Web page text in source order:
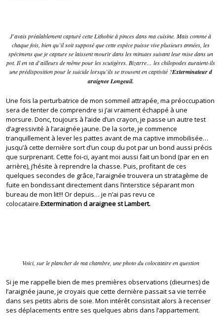
J’avais préalablement capturé cette Lithobie à pinces dans ma cuisine. Mais comme à
chaque fois, bien qu’il soit supposé que cette espèce puisse vive plusieurs années, les
spécimens que je capture se laissent mourir dans les minutes suivant leur mise dans un
pot. Il en va d’ailleurs de même pour les scutigères. Bizarre… les chilopodes auraient-ils
une prédisposition pour le suicide lorsqu’ils se trouvent en captivité ?Exterminateur d
araignee Longeuil.
Une fois la perturbatrice de mon sommeil attrapée, ma préoccupation
sera de tenter de comprendre si j’ai vraiment échappé à une
morsure. Donc, toujours à l’aide d’un crayon, je passe un autre test
d’agressivité à l’araignée jaune. De la sorte, je commence
tranquillement à lever les pattes avant de ma captive immobilisée…
jusqu’à cette dernière sort d’un coup du pot par un bond aussi précis
que surprenant. Cette foi-ci, ayant moi aussi fait un bond (par en en
arrière), j’hésite à reprendre la chasse. Puis, profitant de ces
quelques secondes de grâce, l’araignée trouvera un stratagème de
fuite en bondissant directement dans l’interstice séparant mon
bureau de mon lit!!! Or depuis… je n’ai pas revu ce
colocataire.Extermination d araignee st Lambert.
Voici, sur le plancher de ma chambre, une photo du colocataire en question
Si je me rappelle bien de mes premières observations (dieurnes) de
l’araignée jaune, je croyais que cette dernière passait sa vie terrée
dans ses petits abris de soie. Mon intérêt consistait alors à recenser
ses déplacements entre ses quelques abris dans l’appartement.